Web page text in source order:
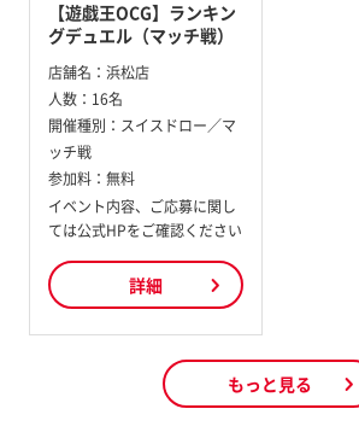
【遊戯王OCG】ランキン
グデュエル（マッチ戦）
店舗名： 浜松店
人数： 16名
開催種別： スイスドロー／マ
ッチ戦
参加料： 無料
イベント内容、ご応募に関し
ては公式HPをご確認ください
詳細
もっと見る